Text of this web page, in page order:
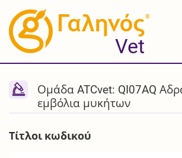
®
Vet
Ομάδα ATCvet: QI07AQ
εμβόλια μυκήτων
Τίτλοι κωδικού